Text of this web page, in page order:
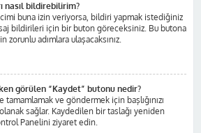
nasıl bildirebilirim?
buna izin veriyorsa, bildiri yapmak istediğiniz
bildirileri için bir buton göreceksiniz. Bu butona
zorunlu adımlara ulaşacaksınız.
görülen “Kaydet” butonu nedir?
ve göndermek için başlığınızı
sağlar. Kaydedilen bir taslağı yeniden
Panelini ziyaret edin.